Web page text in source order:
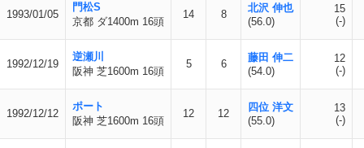
1993/01/05
門松S
京都 ダ1400m 16頭
14 8
北沢 伸也
(56.0)
15
(-)
1992/12/19
逆瀬川
阪神 芝1600m 16頭
5 6
藤田 伸二
(54.0)
12
(-)
1992/12/12
ポート
阪神 芝1600m 16頭
12 12
四位 洋文
(55.0)
13
(-)